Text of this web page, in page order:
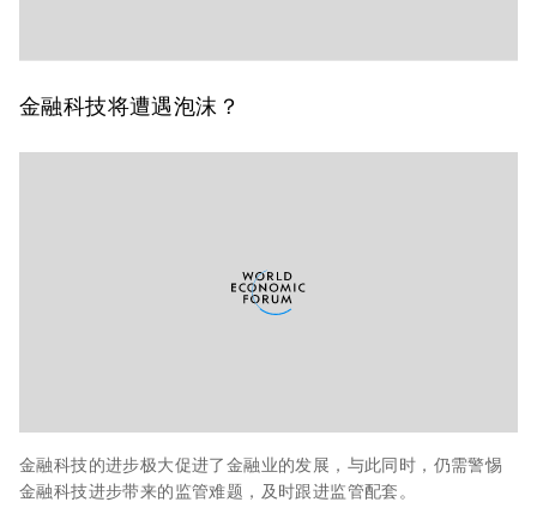
金融科技将遭遇泡沫？
金融科技的进步极大促进了金融业的发展，与此同时，仍需警惕
金融科技进步带来的监管难题，及时跟进监管配套。